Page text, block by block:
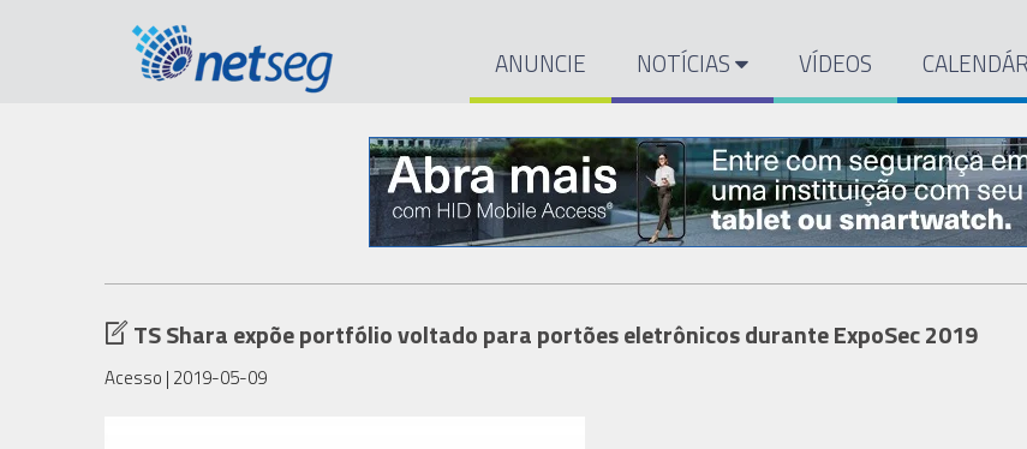
ANUNCIE NOTÍCIAS VÍDEOS
TS Shara expõe portfólio voltado para portões eletrônicos durante ExpoSec 2019
Acesso | 2019-05-09